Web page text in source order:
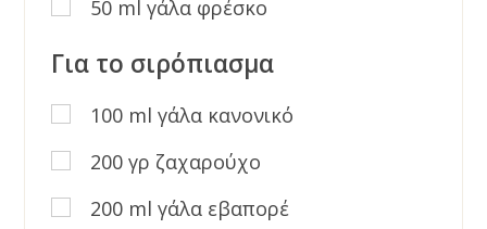
50 ml γάλα φρέσκο
Για το σιρόπιασμα
100 ml γάλα κανονικό
200 γρ ζαχαρούχο
200 ml γάλα εβαπορέ